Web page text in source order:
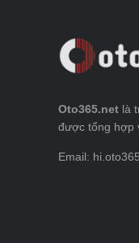
Oto365.net là
được tổng hợp
Email: